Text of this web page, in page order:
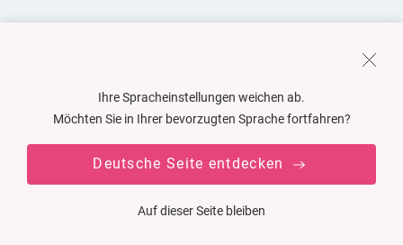
Ihre Spracheinstellungen weichen ab.
Möchten Sie in Ihrer bevorzugten Sprache fortfahren?
Deutsche Seite entdecken
Auf dieser Seite bleiben